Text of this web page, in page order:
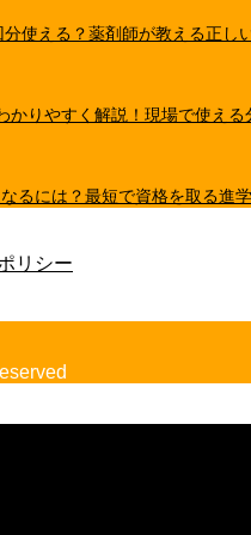
使える？薬剤師が教える正し
かりやすく解説！現場で使える
るには？最短で資格を取る進
リシー